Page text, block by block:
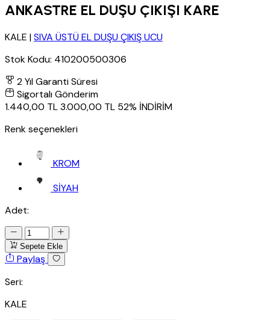
ANKASTRE EL DUŞU ÇIKIŞI KARE
KALE |SIVA ÜSTÜ EL DUŞU ÇIKIŞ UCU
Stok Kodu: 410200500306
2 Yıl Garanti Süresi
Sigortalı Gönderim
1.440,00 TL3.000,00 TL 52% İNDİRİM
Renk seçenekleri
KROM
SİYAH
Adet:
Sepete Ekle
Paylaş
Seri:
KALE